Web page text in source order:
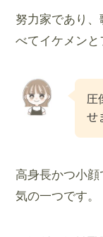
努力家であり
べてイケメンと
圧
せ
高身長かつ小顔
気の一つです。